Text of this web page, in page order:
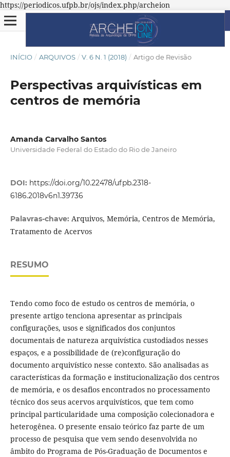
https://periodicos.ufpb.br/ojs/index.php/archeion
INÍCIO / ARQUIVOS / V. 6 N. 1 (2018) / Artigo de Revisão
Perspectivas arquivísticas em
centros de memória
Amanda Carvalho Santos
Universidade Federal do Estado do Rio de Janeiro
DOI: https://doi.org/10.22478/ufpb.2318-
6186.2018v6n1.39736
Palavras-chave: Arquivos, Memória, Centros de Memória,
Tratamento de Acervos
RESUMO
Tendo como foco de estudo os centros de memória, o
presente artigo tenciona apresentar as principais
configurações, usos e significados dos conjuntos
documentais de natureza arquivística custodiados nesses
espaços, e a possibilidade de (re)configuração do
documento arquivístico nesse contexto. São analisadas as
características da formação e institucionalização dos centros
de memória, e os desafios encontrados no processamento
técnico dos seus acervos arquivísticos, que tem como
principal particularidade uma composição colecionadora e
heterogênea. O presente ensaio teórico faz parte de um
processo de pesquisa que vem sendo desenvolvida no
âmbito do Programa de Pós-Graduação de Documentos e